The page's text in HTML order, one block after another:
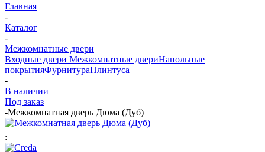
Главная
-
Каталог
-
Межкомнатные двери
Входные двери Межкомнатные двериНапольные
покрытияФурнитураПлинтуса
-
В наличии
Под заказ
-Межкомнатная дверь Дюма (Дуб)
: